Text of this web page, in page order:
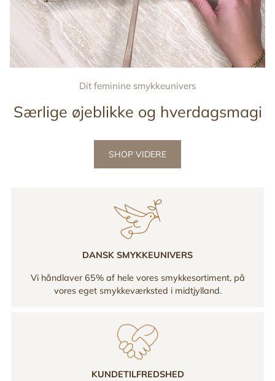
Dit feminine smykkeunivers
Særlige øjeblikke og hverdagsmagi
SHOP VIDERE
DANSK SMYKKEUNIVERS
Vi håndlaver 65% af hele vores smykkesortiment, på
vores eget smykkeværksted i midtjylland.
KUNDETILFREDSHED